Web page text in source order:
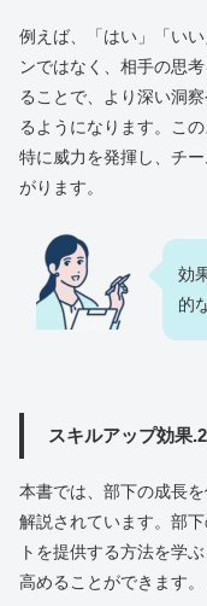
例えば、「はい」「い
ンではなく、相手の思
ることで、より深い洞
るようになります。こ
特に威力を発揮し、チ
がります。
効
的
スキルアップ効果
本書では、部下の成長
解説されています。部
トを提供する方法を学
高めることができます。